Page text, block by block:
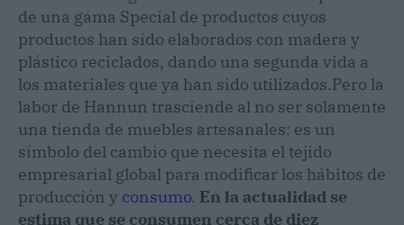
de una gama Special de productos cuyos
productos han sido elaborados con madera y
plástico reciclados, dando una segunda vida a
los materiales que ya han sido utilizados.Pero la
labor de Hannun trasciende al no ser solamente
una tienda de muebles artesanales: es un
símbolo del cambio que necesita el tejido
empresarial global para modificar los hábitos de
producción y consumo. En la actualidad se
estima que se consumen cerca de diez